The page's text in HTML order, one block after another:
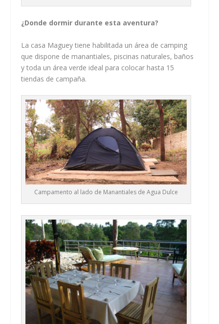
¿Donde dormir durante esta aventura?
La casa Maguey tiene habilitada un área de camping
que dispone de manantiales, piscinas naturales, baños
y toda un área verde ideal para colocar hasta 15
tiendas de campaña.
Campamento al lado de Manantiales de Agua Dulce